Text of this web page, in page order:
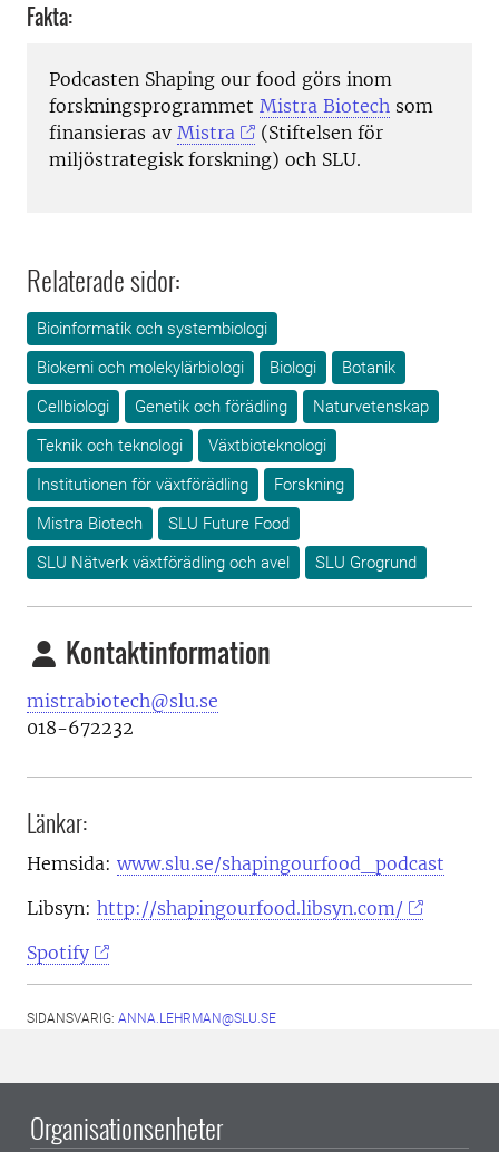
Fakta:
Podcasten Shaping our food görs inom
forskningsprogrammet Mistra Biotech som
finansieras av Mistra
(Stiftelsen för
miljöstrategisk forskning) och SLU.
Relaterade sidor:
Bioinformatik och systembiologi
Biokemi och molekylärbiologi
Biologi
Botanik
Cellbiologi
Genetik och förädling
Naturvetenskap
Teknik och teknologi
Växtbioteknologi
Institutionen för växtförädling
Forskning
Mistra Biotech
SLU Future Food
SLU Nätverk växtförädling och avel
SLU Grogrund
Kontaktinformation
mistrabiotech@slu.se
018-672232
Länkar:
Hemsida: www.slu.se/shapingourfood_podcast
Libsyn: http://shapingourfood.libsyn.com/
Spotify
SIDANSVARIG: ANNA.LEHRMAN@SLU.SE
Organisationsenheter